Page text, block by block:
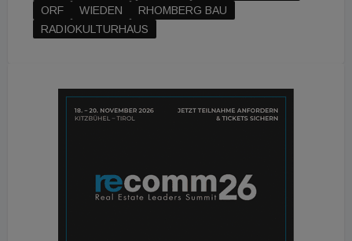
ORF
WIEDEN
RHOMBERG BAU
RADIOKULTURHAUS